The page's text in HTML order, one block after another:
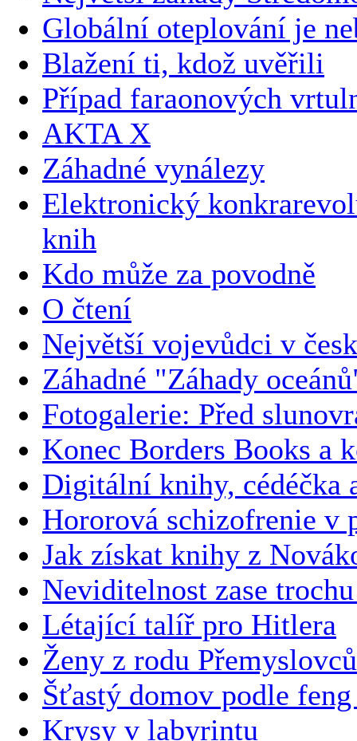
Globální oteplování je
Blažení ti, kdož uvěřili
Případ faraonových
AKTA X
Záhadné vynálezy
Elektronický
knih
Kdo může za povodně
O čtení
Největší vojevůdci v
Záhadné "Záhady
Fotogalerie: Před
Konec Borders Books a
Digitální knihy, cédéčka
Hororová schizofrenie v
Jak získat knihy z
Neviditelnost zase
Létající talíř pro Hitlera
Ženy z rodu Přemyslovců
Šťastý domov podle
Krysy v labyrintu